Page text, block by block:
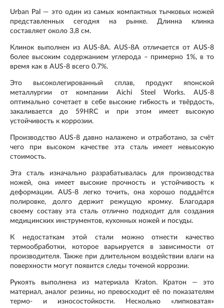
Urban Pal — это один из самых компактных тычковых ножей
представленных сегодня на рынке. Длинна клинка
составляет около 3,8 см.
Клинок выполнен из AUS-8A. AUS-8A отличается от AUS-8
более высоким содержанием углерода – примерно 1%, в то
время как в AUS-8 всего 0.7%.
Это высоколегированный сплав, продукт японской
металлургии от компании Aichi Steel Works. AUS-8
оптимально сочетает в себе высокие гибкость и твёрдость,
закаливается до 59HRC и при этом имеет высокую
устойчивость к коррозии.
Производство AUS-8 давно налажено и отработано, за счёт
чего при высоком качестве эта сталь имеет невысокую
стоимость.
Эта сталь изначально разрабатывалась для производства
ножей, она имеет высокие прочность и устойчивость к
деформации. AUS-8 легко точить, она хорошо поддаётся
полировке, долго держит режущую кромку. Благодаря
своему составу эта сталь отлично подходит для создания
медицинских инструментов, кухонных ножей и посуды.
К недостаткам этой стали можно отнести качество
термообработки, которое варьируется в зависимости от
производителя. Также при длительном воздействии влаги на
поверхности могут появится следы точеной коррозии.
Рукоять выполнена из материала Kraton. Кратон — это
материал, аналог резины, но превосходит её по показателям
термо- и износостойкости. Несколько «липковатая»